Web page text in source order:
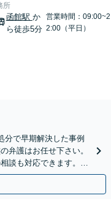
所
函館駅 か
ら徒歩5分
営業時間：09:00~2
2:00（平日）
分で早期解決した事例
弁護はお任せ下さい。
談も対応できます。
】